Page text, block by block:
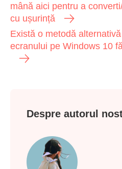
mână aici pentru a
cu ușurință
Există o metodă
ecranului pe Windows 10
Despre autorul